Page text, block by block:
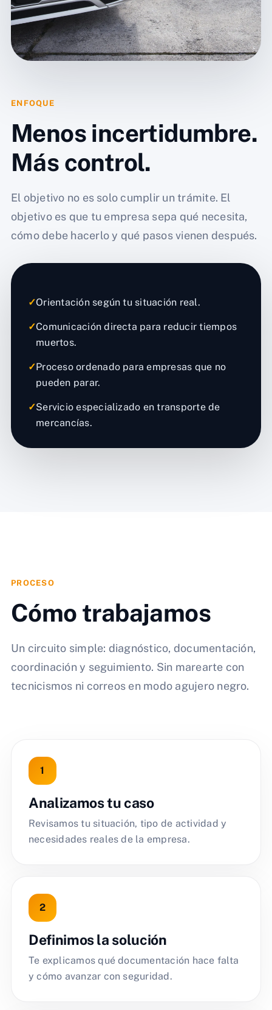
ENFOQUE
Menos incertidumbre.
Más control.
El objetivo no es solo cumplir un trámite. El
objetivo es que tu empresa sepa qué necesita,
cómo debe hacerlo y qué pasos vienen después.
✓Orientación según tu situación real.
✓Comunicación directa para reducir tiempos
muertos.
✓Proceso ordenado para empresas que no
pueden parar.
✓Servicio especializado en transporte de
mercancías.
PROCESO
Cómo trabajamos
Un circuito simple: diagnóstico, documentación,
coordinación y seguimiento. Sin marearte con
tecnicismos ni correos en modo agujero negro.
Analizamos tu caso
Revisamos tu situación, tipo de actividad y
necesidades reales de la empresa.
Definimos la solución
Te explicamos qué documentación hace falta
y cómo avanzar con seguridad.